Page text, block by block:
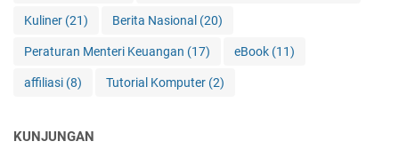
Kuliner (21) Berita Nasional (20)
Peraturan Menteri Keuangan (17) eBook (11)
affiliasi (8) Tutorial Komputer (2)
KUNJUNGAN